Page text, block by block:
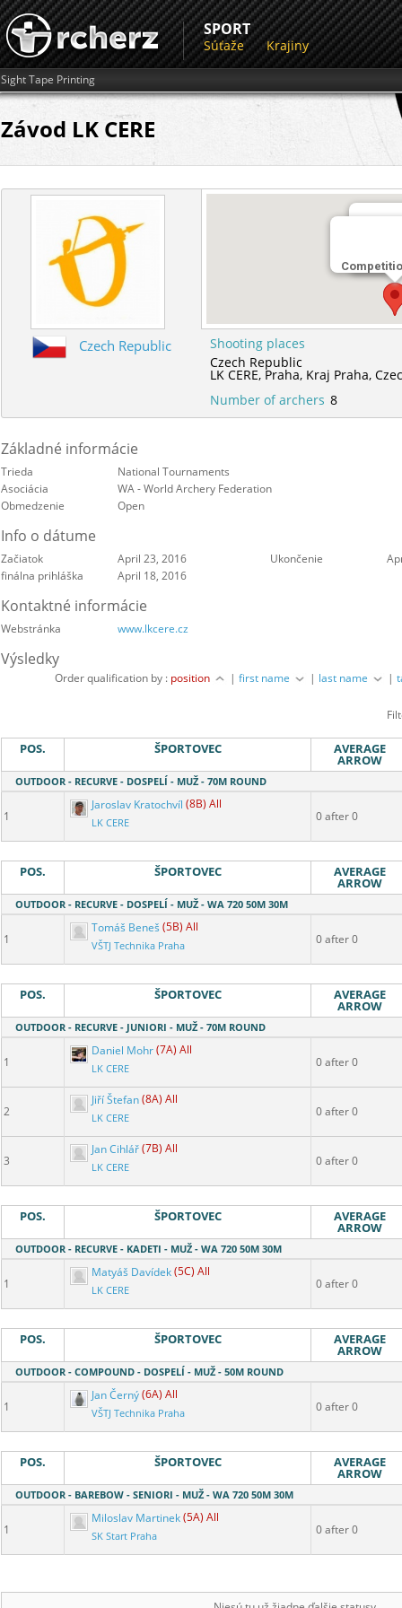
SPORT
Súťaže Krajiny
Sight Tape Printing
Závod LK CERE
LK
Czech Republic
Shooting places
Czech Republic
LK CERE, Praha, Kraj Praha,
Number of archers 8
Základné informácie
Trieda
National Tournaments
Asociácia
WA - World Archery Federation
Obmedzenie
Open
Info o dátume
Začiatok April 23, 2016 Ukončenie
finálna prihláška
April 18, 2016
Kontaktné informácie
Webstránka www.lkcere.cz
Výsledky
Order qualification by : position |first name | last name |
POS. ŠPORTOVEC AVERAGE
ARROW
OUTDOOR - RECURVE - DOSPELÍ - MUŽ - 70M ROUND
1
Jaroslav Kratochvíl (8B) All
LK CERE 0 after 0
POS. ŠPORTOVEC AVERAGE
ARROW
OUTDOOR - RECURVE - DOSPELÍ - MUŽ - WA 720 50M 30M
1
Tomáš Beneš (5B) All
VŠTJ Technika Praha 0 after 0
POS. ŠPORTOVEC AVERAGE
ARROW
OUTDOOR - RECURVE - JUNIORI - MUŽ - 70M ROUND
1
Daniel Mohr(7A) All
LK CERE 0 after 0
2
Jiří Štefan(8A) All
LK CERE 0 after 0
3
Jan Cihlář(7B) All
LK CERE 0 after 0
POS. ŠPORTOVEC AVERAGE
ARROW
OUTDOOR - RECURVE - KADETI - MUŽ - WA 720 50M 30M
1
Matyáš Davídek(5C) All
LK CERE 0 after 0
POS. ŠPORTOVEC AVERAGE
ARROW
OUTDOOR - COMPOUND - DOSPELÍ - MUŽ - 50M ROUND
1
Jan Černý(6A) All
VŠTJ Technika Praha 0 after 0
POS. ŠPORTOVEC AVERAGE
ARROW
OUTDOOR - BAREBOW - SENIORI - MUŽ - WA 720 50M 30M
1
Miloslav Martinek(5A) All
SK Start Praha 0 after 0